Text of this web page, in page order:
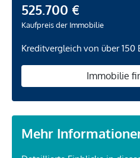
525.700 €
Kaufpreis der Immobilie
Kreditvergleich von über 150
Immobilie
Mehr